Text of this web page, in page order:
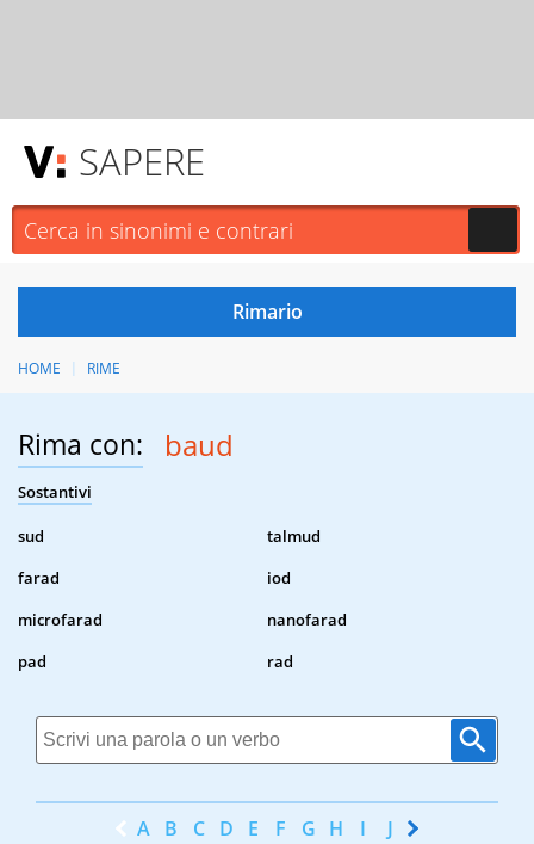
SAPERE
HOME RIME
Rima con: baud
Sostantivi
sud
talmud
farad
iod
microfarad
nanofarad
pad
rad
A B C D E F G H I J K